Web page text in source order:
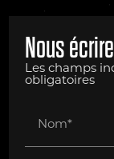
Nous écrire
Les champs
obligatoires
Nom*